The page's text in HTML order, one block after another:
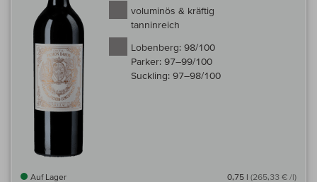
voluminös & kräftig
tanninreich
Lobenberg: 98/100
Parker: 97–99/100
Suckling: 97–98/100
Auf Lager 0,75 l (265,33 € /l)